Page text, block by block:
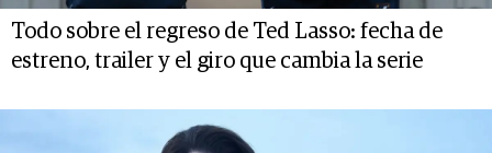
Todo sobre el regreso de Ted Lasso: fecha de
estreno, trailer y el giro que cambia la serie